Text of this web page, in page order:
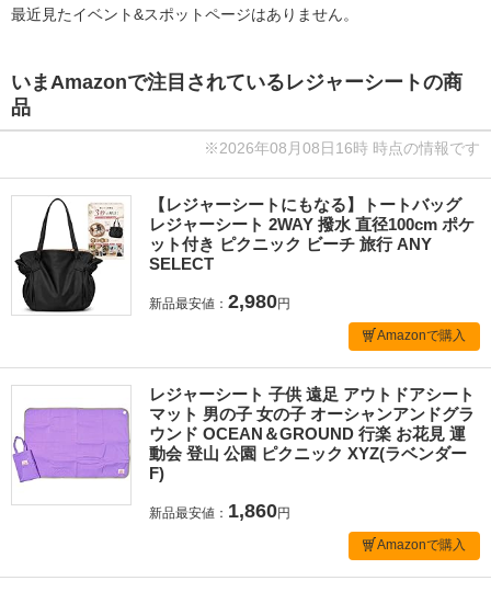
最近見たイベント&スポットページはありません。
いまAmazonで注目されているレジャーシートの商
品
※2026年08月08日16時 時点の情報です
【レジャーシートにもなる】トートバッグ
レジャーシート 2WAY 撥水 直径100cm ポケ
ット付き ピクニック ビーチ 旅行 ANY
SELECT
新品最安値： 2,980円
Amazonで購入
レジャーシート 子供 遠足 アウトドアシート
マット 男の子 女の子 オーシャンアンドグラ
ウンド OCEAN＆GROUND 行楽 お花見 運
動会 登山 公園 ピクニック XYZ(ラベンダー
F)
新品最安値： 1,860円
Amazonで購入